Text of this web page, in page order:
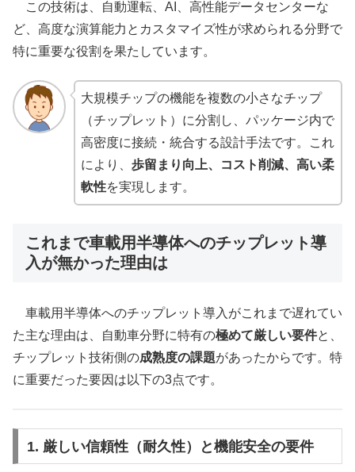
この技術は、自動運転、AI、高性能データセンターな
ど、高度な演算能力とカスタマイズ性が求められる分野で
特に重要な役割を果たしています。
大規模チップの機能を複数の小さなチップ
（チップレット）に分割し、パッケージ内で
高密度に接続・統合する設計手法です。これ
により、 歩留まり向上、コスト削減、高い柔
軟性を実現します。
これまで車載用半導体へのチップレット導
入が無かった理由は
車載用半導体へのチップレット導入がこれまで遅れてい
た主な理由は、自動車分野に特有の極めて厳しい要件と、
チップレット技術側の成熟度の課題があったからです。特
に重要だった要因は以下の3点です。
1. 厳しい信頼性（耐久性）と機能安全の要件